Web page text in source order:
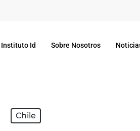
Instituto Id Sobre Nosotros
Chile